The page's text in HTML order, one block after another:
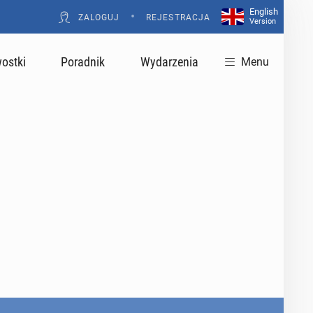
ZALOGUJ • REJESTRACJA
English
Version
Poradnik Wydarzenia Menu